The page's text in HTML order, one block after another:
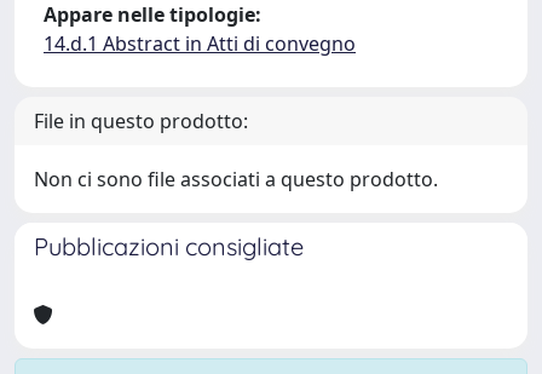
Appare nelle tipologie:
14.d.1 Abstract in Atti di convegno
File in questo prodotto:
Non ci sono file associati a questo prodotto.
Pubblicazioni consigliate